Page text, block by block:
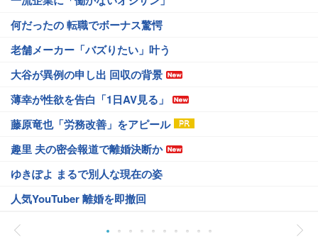
何だったの 転職でボーナス驚愕
老舗メーカー「バズりたい」叶う
大谷が異例の申し出 回収の背景
薄幸が性欲を告白「1日AV見る」
藤原竜也「労務改善」をアピール
趣里 夫の密会報道で離婚決断か
ゆきぽよ まるで別人な現在の姿
人気YouTuber 離婚を即撤回